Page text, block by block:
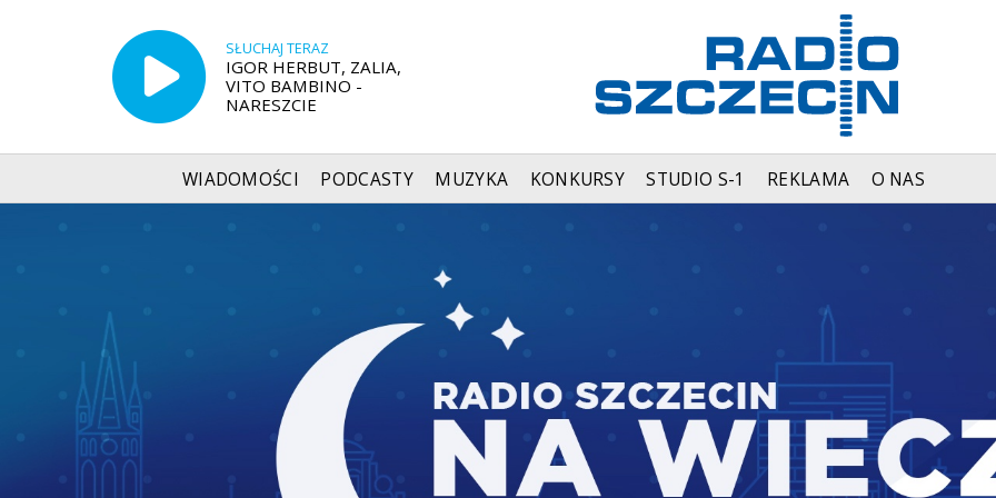
SŁUCHAJ TERAZ
IGOR HERBUT, ZALIA,
VITO BAMBINO -
NARESZCIE
WIADOMOŚCI PODCASTY MUZYKA KONKURSY STUDIO S-1 REKLAMA O NAS